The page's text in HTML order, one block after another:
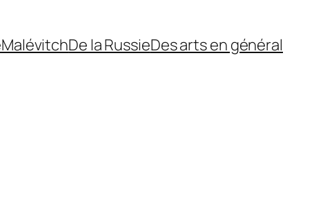
MalévitchDe la RussieDes arts en général